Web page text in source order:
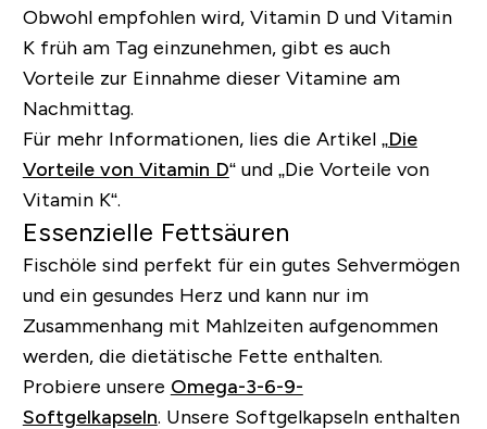
Obwohl empfohlen wird, Vitamin D und Vitamin
K früh am Tag einzunehmen, gibt es auch
Vorteile zur Einnahme dieser Vitamine am
Nachmittag.
Für mehr Informationen, lies die Artikel „Die
Vorteile von Vitamin D“und „Die Vorteile von
Vitamin K“.
Essenzielle Fettsäuren
Fischöle sind perfekt für ein gutes Sehvermögen
und ein gesundes Herz und kann nur im
Zusammenhang mit Mahlzeiten aufgenommen
werden, die dietätische Fette enthalten.
Probiere unsere Omega-3-6-9-
Softgelkapseln. Unsere Softgelkapseln enthalten